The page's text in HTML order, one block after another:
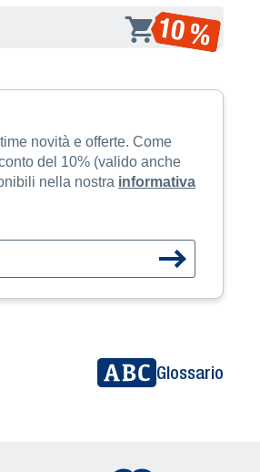
10 %
novità e offerte. Come
del 10% (valido anche
nella nostra informativa
Glossario